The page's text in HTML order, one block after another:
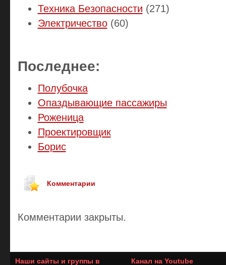
Техника Безопасности (271)
Электричество(60)
Последнее:
Полубочка
Опаздывающие пассажиры
Роженица
Проектировщик
Борис
Комментарии
Комментарии закрыты.
Наши сайты и группы в
Канал на Youtube